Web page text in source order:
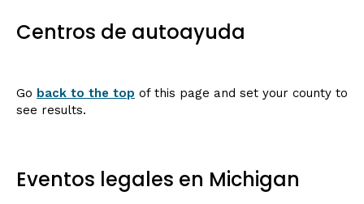
Centros de autoayuda
Go back to the top of this page and set your county to
see results.
Eventos legales en Michigan